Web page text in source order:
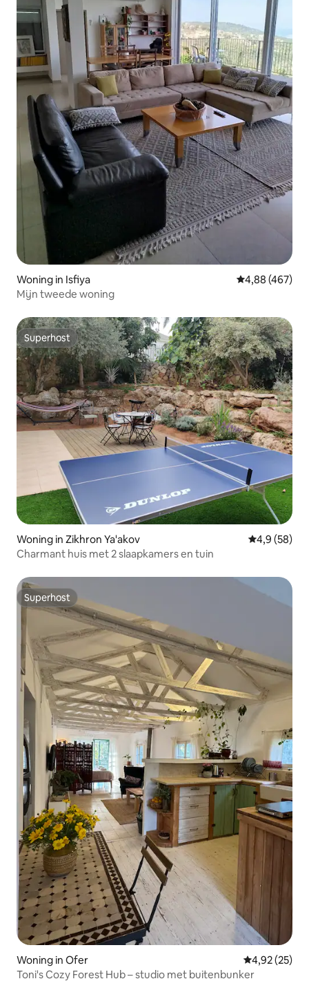
Woning in Isfiya Gemiddelde
4,88 (467)
Mijn tweede woning
Superhost
Superhost
Woning in Zikhron Ya'akov Gemiddelde
4,9 (58)
Charmant huis met 2 slaapkamers en tuin
Superhost
Superhost
Woning in Ofer Gemiddelde
4,92 (25)
Toni's Cozy Forest Hub – studio met buitenbunker